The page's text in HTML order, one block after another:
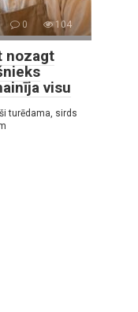
0 104
nozagt
visu
turēdama, sirds